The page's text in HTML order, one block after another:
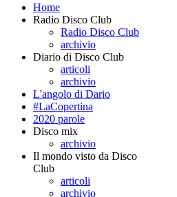
Home
Radio Disco Club
Radio Disco Club
archivio
Diario di Disco Club
articoli
archivio
L'angolo di Dario
#LaCopertina
2020 parole
Disco mix
archivio
Il mondo visto da Disco
Club
articoli
archivio